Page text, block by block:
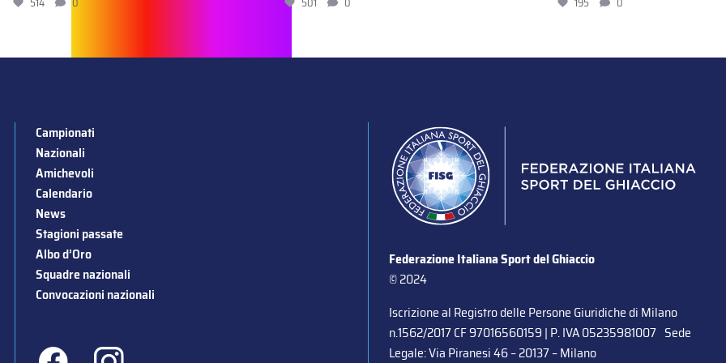
Campionati
Nazionali
Amichevoli
Calendario
News
Stagioni passate
Albo d’Oro
Squadre nazionali
Convocazioni nazionali
Federazione Italiana Sport del Ghiaccio
© 2024
Iscrizione al Registro delle Persone Giuridiche di Milano
n.1562/2017 CF 97016560159 | P. IVA 05235981007 Sede
Legale: Via Piranesi 46 – 20137 – Milano